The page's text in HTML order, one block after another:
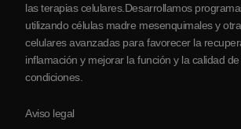
las terapias celulares.Desarrollamos
utilizando células madre mesenquimales y
celulares avanzadas para favorecer la
inflamación y mejorar la función y la calidad
condiciones.
Aviso legal